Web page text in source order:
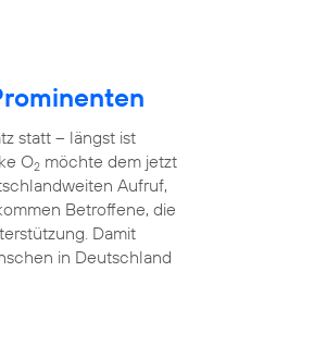
statt – längst ist
O2 möchte dem jetzt
Aufruf,
Betroffene, die
Damit
in Deutschland